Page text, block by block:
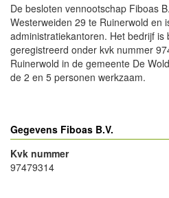
De besloten vennootschap Fiboas
Westerweiden 29 te Ruinerwold en
administratiekantoren. Het bedrijf
geregistreerd onder kvk nummer
Ruinerwold in de gemeente De
de 2 en 5 personen werkzaam.
Gegevens Fiboas B.V.
Kvk nummer
97479314